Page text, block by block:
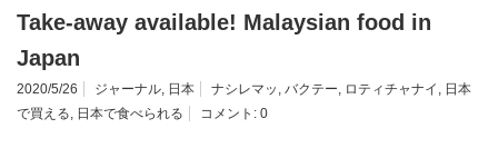
Take-away available! Malaysian food in
Japan
2020/5/26 ジャーナル, 日本 ナシレマッ , バクテー, ロティチャナイ , 日本
で買える, 日本で食べられる コメント: 0